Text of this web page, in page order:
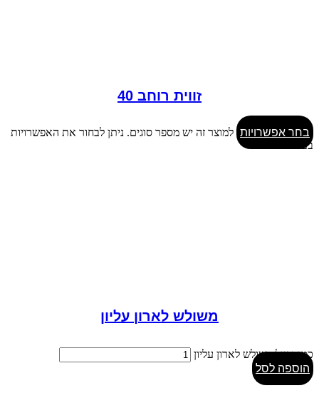
זווית רוחב 40
בחר אפשרויות למוצר זה יש מספר סוגים. ניתן לבחור את האפשרויות
בעמוד המוצר
משולש לארון עליון
כמות של משולש לארון עליון
הוספה לסל